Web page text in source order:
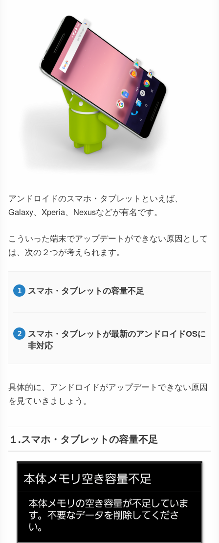
アンドロイドのスマホ・タブレットといえば、
Galaxy、Xperia、Nexusなどが有名です。
こういった端末でアップデートができない原因として
は、次の２つが考えられます。
スマホ・タブレットの容量不足
スマホ・タブレットが最新のアンドロイドOSに
非対応
具体的に、アンドロイドがアップデートできない原因
を見ていきましょう。
１.スマホ・タブレットの容量不足